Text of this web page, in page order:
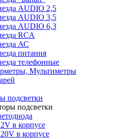
AUDIO 2,5
AUDIO 3,5
AUDIO 6,3
RCA
АС
питания
телефонные
Мультиметры
подсветки
подсветки
в корпусе
в корпусе